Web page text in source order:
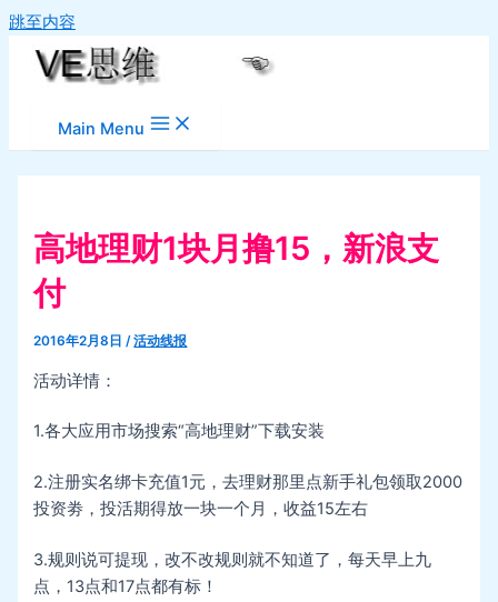
跳至内容
Main Menu
高地理财1块月撸15，新浪支
付
2016年2月8日/活动线报
活动详情：
1.各大应用市场搜索“高地理财”下载安装
2.注册实名绑卡充值1元，去理财那里点新手礼包领取2000
投资劵，投活期得放一块一个月，收益15左右
3.规则说可提现，改不改规则就不知道了，每天早上九
点，13点和17点都有标！